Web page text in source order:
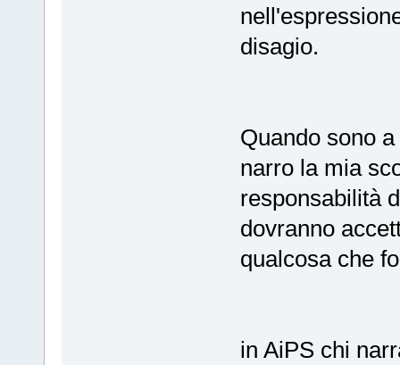
disagio.
Quando sono
narro la mia
responsabilità
dovranno
qualcosa che
in AiPS chi